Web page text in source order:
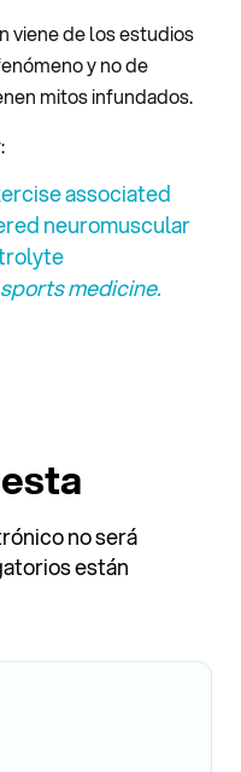
viene de los estudios
y no de
mitos infundados.
associated
neuromuscular
medicine.
no será
están